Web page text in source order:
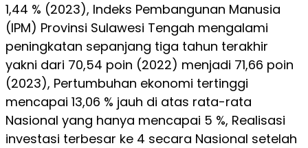
1,44 % (2023), Indeks Pembangunan Manusia
(IPM) Provinsi Sulawesi Tengah mengalami
peningkatan sepanjang tiga tahun terakhir
yakni dari 70,54 poin (2022) menjadi 71,66 poin
(2023), Pertumbuhan ekonomi tertinggi
mencapai 13,06 % jauh di atas rata-rata
Nasional yang hanya mencapai 5 %, Realisasi
investasi terbesar ke 4 secara Nasional setelah